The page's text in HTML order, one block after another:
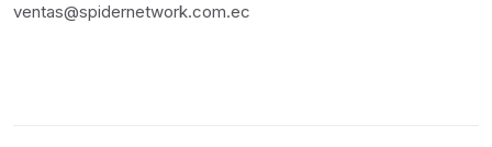
ventas@spidernetwork.com.ec